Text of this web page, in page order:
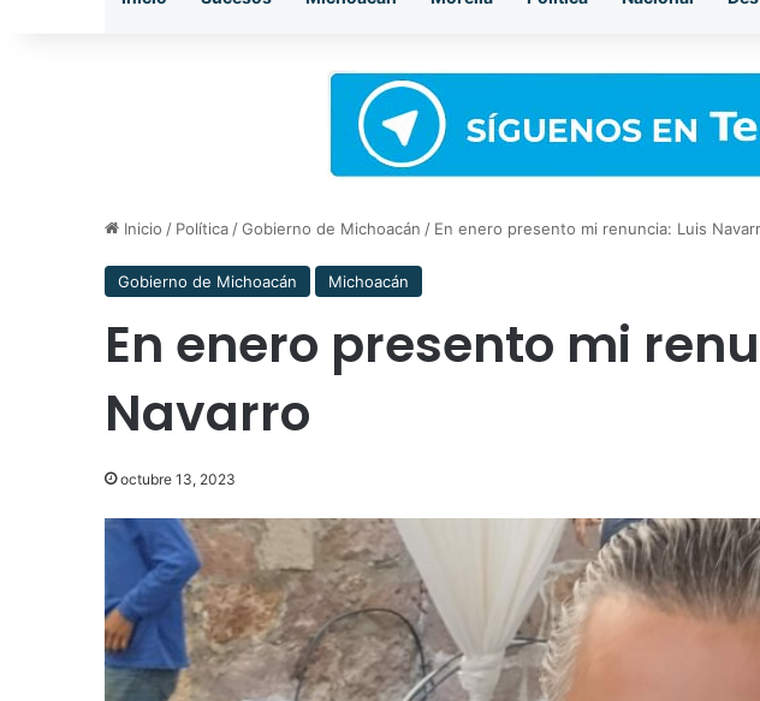
Inicio / Política /Gobierno de Michoacán / En enero presento mi renuncia: Luis
Gobierno de Michoacán Michoacán
En enero presento mi
Navarro
octubre 13, 2023